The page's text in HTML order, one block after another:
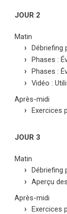
JOUR 2
Matin
Débriefing
Phases :
Phases :
Vidéo :
Après-midi
Exercices
JOUR 3
Matin
Débriefing
Aperçu
Après-midi
Exercices